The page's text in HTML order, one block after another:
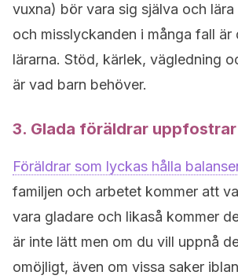
vuxna) bör vara sig själva och
och misslyckanden i många fall är
lärarna. Stöd, kärlek, vägledning
är vad barn behöver.
3. Glada föräldrar
Föräldrar som lyckas hålla
familjen och arbetet kommer att
vara gladare och likaså kommer
är inte lätt men om du vill uppnå
omöjligt, även om vissa saker